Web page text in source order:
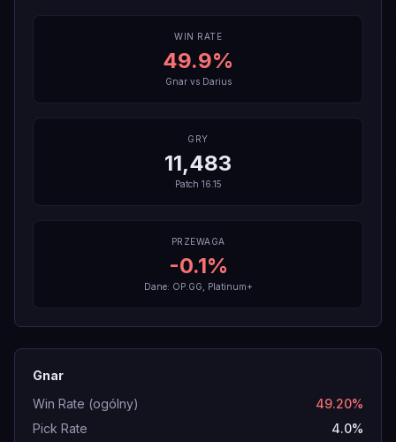
WIN RATE
49.9%
Gnarvs Darius
GRY
11,483
Patch 16.15
PRZEWAGA
-0.1%
Dane: OP.GG, Platinum+
Gnar
Win Rate (ogólny)
49.20%
Pick Rate
4.0%